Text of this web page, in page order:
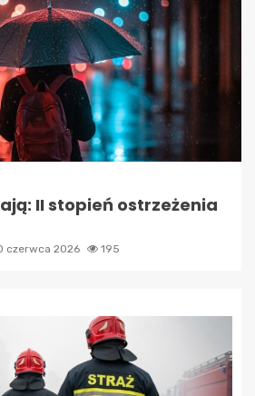
II stopień ostrzeżenia
czerwca 2026 195